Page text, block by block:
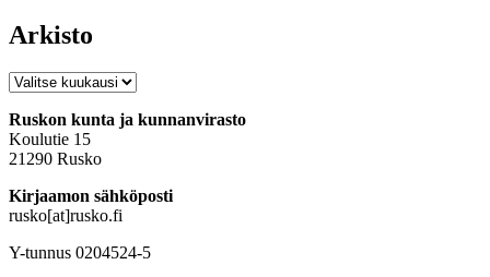
Arkisto
Arkisto
Ruskon kunta ja kunnanvirasto
Koulutie 15
21290 Rusko
Kirjaamon sähköposti
rusko[at]rusko.fi
Y-tunnus 0204524-5